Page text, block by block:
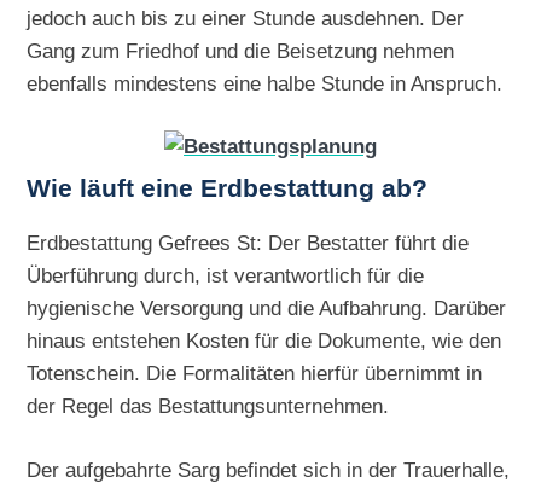
jedoch auch bis zu einer Stunde ausdehnen. Der
Gang zum Friedhof und die Beisetzung nehmen
ebenfalls mindestens eine halbe Stunde in Anspruch.
Wie läuft eine Erdbestattung ab?
Erdbestattung Gefrees St: Der Bestatter führt die
Überführung durch, ist verantwortlich für die
hygienische Versorgung und die Aufbahrung. Darüber
hinaus entstehen Kosten für die Dokumente, wie den
Totenschein. Die Formalitäten hierfür übernimmt in
der Regel das Bestattungsunternehmen.
Der aufgebahrte Sarg befindet sich in der Trauerhalle,